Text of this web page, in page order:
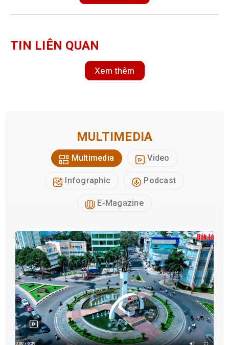
TIN LIÊN QUAN
Xem thêm
MULTIMEDIA
Multimedia Video
Infographic Podcast
E-Magazine